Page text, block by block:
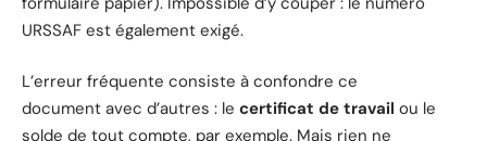
URSSAF est également exigé.
L’erreur fréquente consiste à confondre ce
document avec d’autres : le certificat de travail ou le
solde de tout compte, par exemple. Mais rien ne